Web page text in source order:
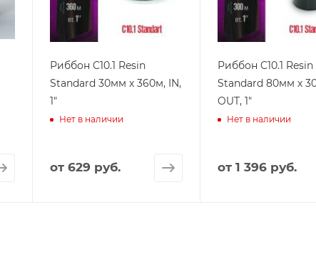
Риббон C10.1 Resin
Standard 30мм х 360м, IN,
1"
Нет в наличии
от 629 руб.
Риббон C10.1 Resin
Standard 80мм х
OUT, 1"
Нет в наличии
от 1 396 руб.